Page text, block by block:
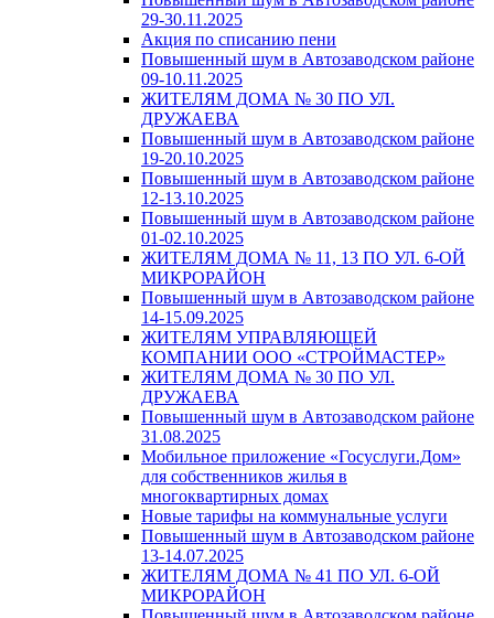
29-30.11.2025
Акция по списанию пени
Повышенный шум в Автозаводском районе
09-10.11.2025
ЖИТЕЛЯМ ДОМА № 30 ПО УЛ.
ДРУЖАЕВА
Повышенный шум в Автозаводском районе
19-20.10.2025
Повышенный шум в Автозаводском районе
12-13.10.2025
Повышенный шум в Автозаводском районе
01-02.10.2025
ЖИТЕЛЯМ ДОМА № 11, 13 ПО УЛ. 6-ОЙ
МИКРОРАЙОН
Повышенный шум в Автозаводском районе
14-15.09.2025
ЖИТЕЛЯМ УПРАВЛЯЮЩЕЙ
КОМПАНИИ ООО «СТРОЙМАСТЕР»
ЖИТЕЛЯМ ДОМА № 30 ПО УЛ.
ДРУЖАЕВА
Повышенный шум в Автозаводском районе
31.08.2025
Мобильное приложение «Госуслуги.Дом»
для собственников жилья в
многоквартирных домах
Новые тарифы на коммунальные услуги
Повышенный шум в Автозаводском районе
13-14.07.2025
ЖИТЕЛЯМ ДОМА № 41 ПО УЛ. 6-ОЙ
МИКРОРАЙОН